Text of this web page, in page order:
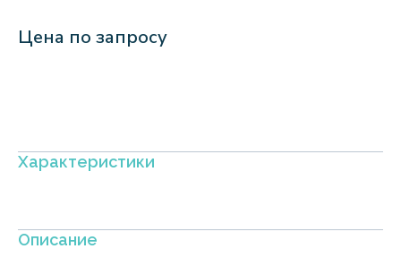
Цена по запросу
Характеристики
Описание